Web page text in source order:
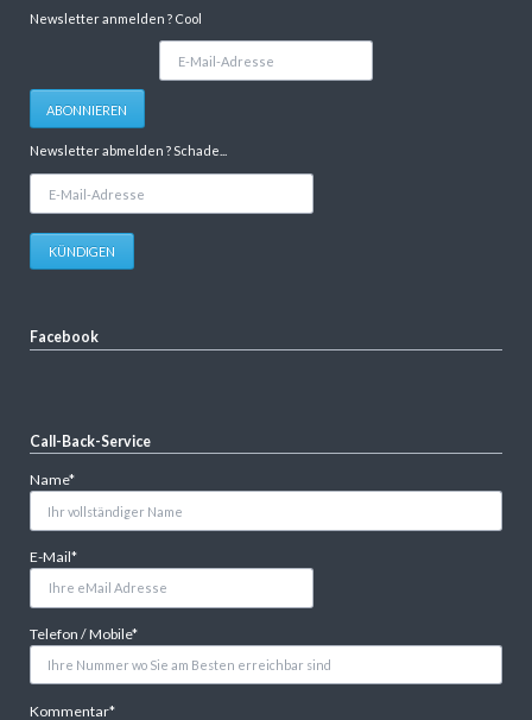
Newsletter anmelden ? Cool
Adresse
ABONNIEREN
Newsletter abmelden ? Schade...
Adresse
KÜNDIGEN
Facebook
Call-Back-Service
Pflichtfeld
Name*
Pflichtfeld
E-Mail*
Pflichtfeld
Telefon / Mobile*
Pflichtfeld
Kommentar*